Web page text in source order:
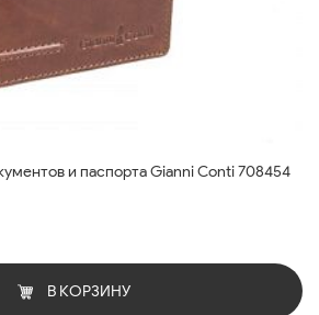
и паспорта Gianni Conti 708454
В КОРЗИНУ